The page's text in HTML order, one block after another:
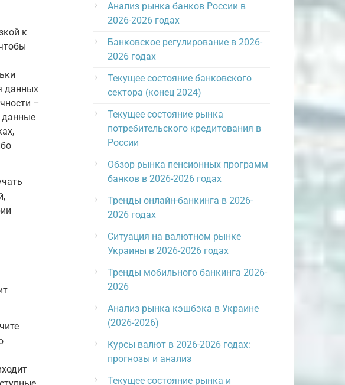
к
данных
–
данные
Анализ рынка банков России в
2026-2026 годах
Банковское регулирование в 2026-
2026 годах
Текущее состояние банковского
сектора (конец 2024)
Текущее состояние рынка
потребительского кредитования в
России
Обзор рынка пенсионных программ
банков в 2026-2026 годах
Тренды онлайн-банкинга в 2026-
2026 годах
Ситуация на валютном рынке
Украины в 2026-2026 годах
Тренды мобильного банкинга 2026-
2026
Анализ рынка кэшбэка в Украине
(2026-2026)
Курсы валют в 2026-2026 годах:
прогнозы и анализ
Текущее состояние рынка и